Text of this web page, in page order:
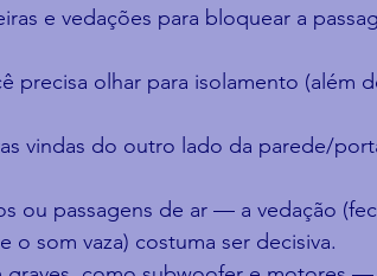
e vedações para bloquear a
precisa olhar para isolamento (além
vindas do outro lado da parede/
ou passagens de ar — a vedação
o som vaza) costuma ser decisiva.